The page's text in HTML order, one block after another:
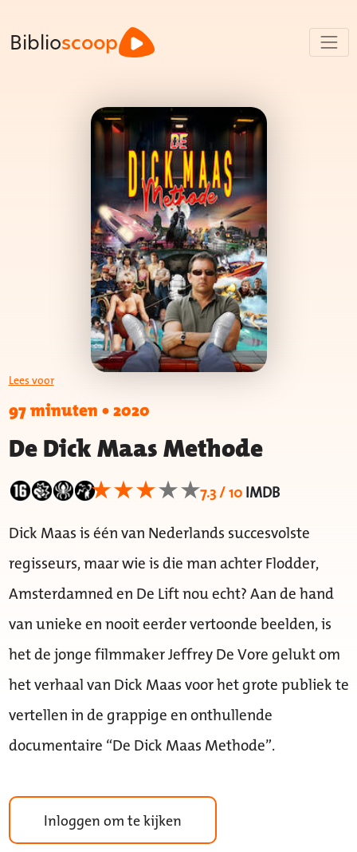
Biblioscoop
Lees voor
97 minuten•2020
De Dick Maas Methode
7.3 / 10IMDB
Dick Maas is één van Nederlands succesvolste
regisseurs, maar wie is die man achter Flodder,
Amsterdamned en De Lift nou echt? Aan de hand
van unieke en nooit eerder vertoonde beelden, is
het de jonge filmmaker Jeffrey De Vore gelukt om
het verhaal van Dick Maas voor het grote publiek te
vertellen in de grappige en onthullende
documentaire “De Dick Maas Methode”.
Inloggen om te kijken